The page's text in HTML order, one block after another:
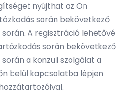
nyújthat az Ön
során bekövetkező
A regisztráció lehetővé
során bekövetkező
a konzuli szolgálat a
belül kapcsolatba lépjen